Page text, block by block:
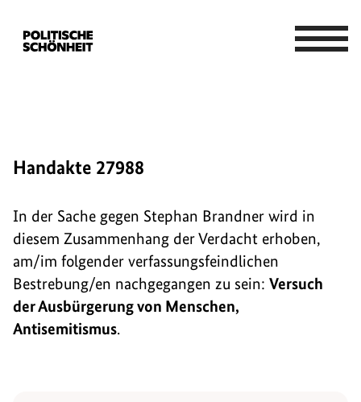
Handakte 27988
In der Sache gegen Stephan Brandner wird in
diesem Zusammenhang der Verdacht erhoben,
am/im folgender verfassungsfeindlichen
Bestrebung/en nachgegangen zu sein: Versuch
der Ausbürgerung von Menschen,
Antisemitismus.